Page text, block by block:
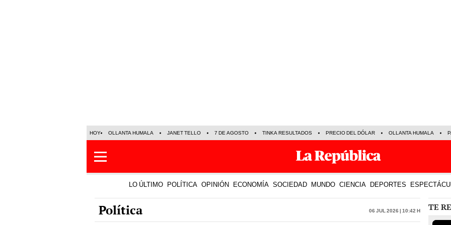
HOY OLLANTA HUMALA JANET TELLO 7 DE AGOSTO TINKA RESULTADOS PRECIO DEL DÓLAR OLLANTA HUMALA
LO ÚLTIMO POLÍTICA OPINIÓN ECONOMÍA SOCIEDAD MUNDO CIENCIA DEPORTES
Política 06 Jul 2026 | 10:42 h TE